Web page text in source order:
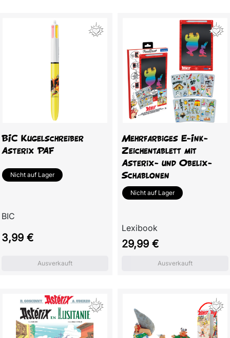
BIC Kugelschreiber
Asterix PAF
Nicht auf Lager
BIC
Preis
3,99 €
Ausverkauft
Mehrfarbiges E-Ink-
Zeichentablett mit
Asterix- und Obelix-
Schablonen
Nicht auf Lager
Lexibook
Preis
29,99 €
Ausverkauft